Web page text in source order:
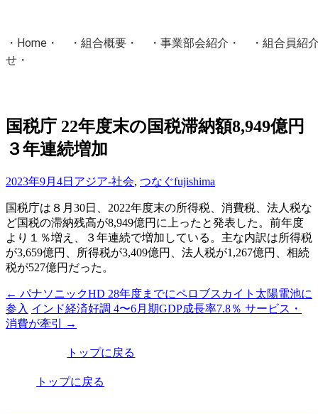
・ Home ・ ・ 組合概要 ・ ・ 事業部会紹介 ・ ・ 組合員紹
せ ・
協同組合Masters／
国土交通省・経済産業省・農林水産省・厚生労働省 認可
国税庁 22年度末の国税滞納額8,949億円
３年連続増加
2023年9月4日 アジア-社会, つなぐfujishima
国税庁は８月30日、2022年度末の所得税、消費税、法人税な
ど国税の滞納残高が8,949億円に上ったと発表した。前年度
より１％増え、３年連続で増加している。主な内訳は所得税
が3,659億円、所得税が3,409億円、法人税が1,267億円、相続
税が527億円だった。
投
稿
← パナソニックHD 28年度までにペロブスカイト太陽電池に
参入 インド経済好調 4〜6月期GDP成長率7.8％ サービス・
消費が牽引
→
トップに戻る
トップに戻る